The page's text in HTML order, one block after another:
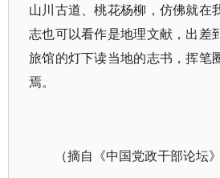
山川古道、桃花杨柳，仿佛就在
志也可以看作是地理文献，出差
旅馆的灯下读当地的志书，挥笔
焉。
（摘自《中国党政干部论坛